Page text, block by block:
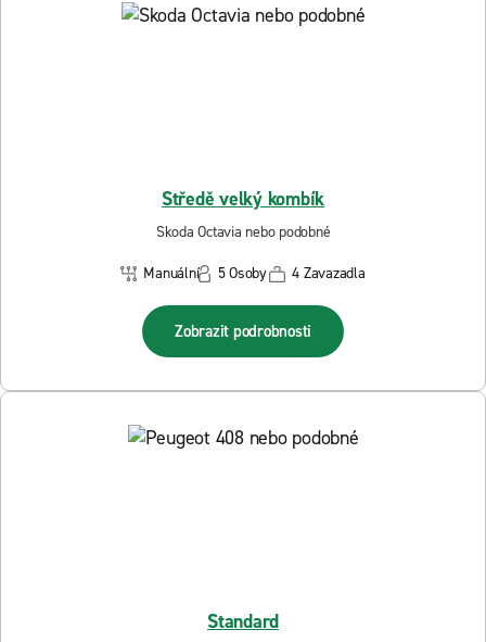
Středě velký kombík
Skoda Octavia nebo podobné
Manuální
5 Osoby 4 Zavazadla
Zobrazit podrobnosti
Standard